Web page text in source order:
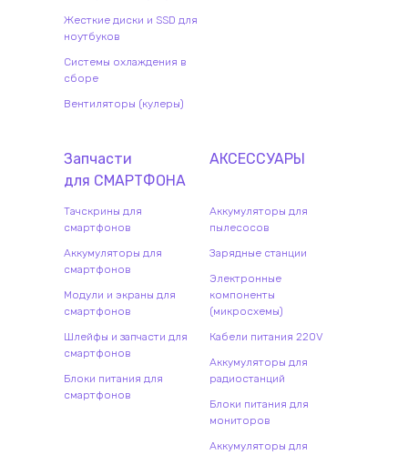
Жесткие диски и SSD для
ноутбуков
Системы охлаждения в
сборе
Вентиляторы (кулеры)
Запчасти
для СМАРТФОНА
Тачскрины для
смартфонов
Аккумуляторы для
смартфонов
Модули и экраны для
смартфонов
Шлейфы и запчасти для
смартфонов
Блоки питания для
смартфонов
АКСЕССУАРЫ
Аккумуляторы для
пылесосов
Зарядные станции
Электронные
компоненты
(микросхемы)
Кабели питания 220V
Аккумуляторы для
радиостанций
Блоки питания для
мониторов
Аккумуляторы для